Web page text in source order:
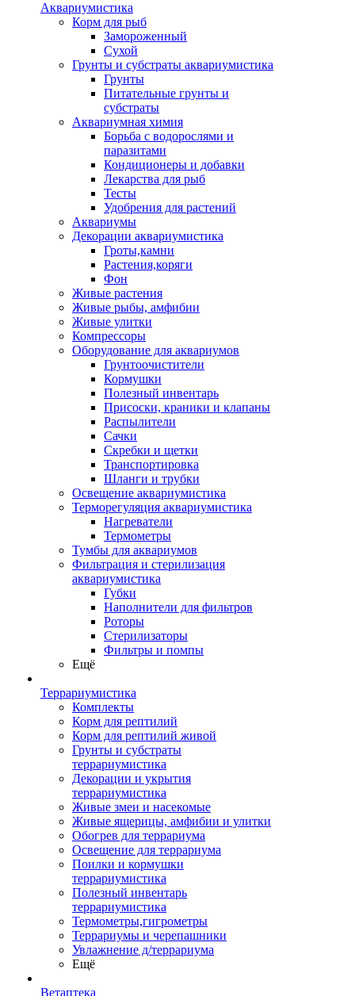
Аквариумистика
Корм для рыб
Замороженный
Сухой
Грунты и субстраты аквариумистика
Грунты
Питательные грунты и
субстраты
Аквариумная химия
Борьба с водорослями и
паразитами
Кондиционеры и добавки
Лекарства для рыб
Тесты
Удобрения для растений
Аквариумы
Декорации аквариумистика
Гроты,камни
Растения,коряги
Фон
Живые растения
Живые рыбы, амфибии
Живые улитки
Компрессоры
Оборудование для аквариумов
Грунтоочистители
Кормушки
Полезный инвентарь
Присоски, краники и клапаны
Распылители
Сачки
Скребки и щетки
Транспортировка
Шланги и трубки
Освещение аквариумистика
Терморегуляция аквариумистика
Нагреватели
Термометры
Тумбы для аквариумов
Фильтрация и стерилизация
аквариумистика
Губки
Наполнители для фильтров
Роторы
Стерилизаторы
Фильтры и помпы
Ещё
Террариумистика
Комплекты
Корм для рептилий
Корм для рептилий живой
Грунты и субстраты
террариумистика
Декорации и укрытия
террариумистика
Живые змеи и насекомые
Живые ящерицы, амфибии и улитки
Обогрев для террариума
Освещение для террариума
Поилки и кормушки
террариумистика
Полезный инвентарь
террариумистика
Термометры,гигрометры
Террариумы и черепашники
Увлажнение д/террариума
Ещё
Ветаптека